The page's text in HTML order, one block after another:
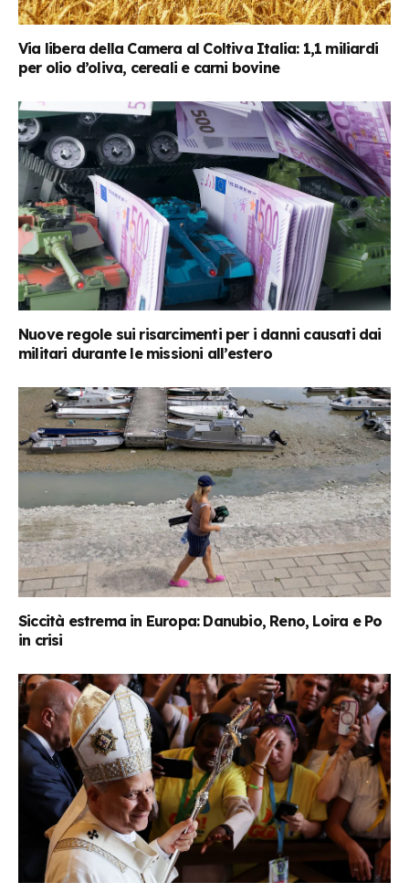
Via libera della Camera al Coltiva Italia: 1,1 miliardi
per olio d’oliva, cereali e carni bovine
Nuove regole sui risarcimenti per i danni causati dai
militari durante le missioni all’estero
Siccità estrema in Europa: Danubio, Reno, Loira e Po
in crisi